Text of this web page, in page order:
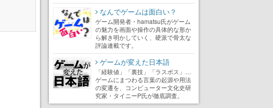
なんでゲームは面白い？
ゲーム開発者・hamatsu氏がゲーム
の魅力を画面や操作の具体的な形か
ら解き明かしていく、硬派で骨太な
評論連載です。
ゲームが変えた日本語
「経験値」「裏技」「ラスボス」…
ゲームにまつわる言葉の起源や用法
の変遷を、コンピューター文化史研
究家・タイニーP氏が徹底調査。